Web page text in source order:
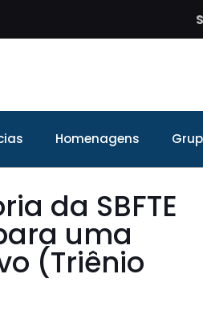
Homenagens
da SBFTE
uma
(Triênio